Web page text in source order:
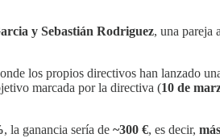
y Sebastián Rodriguez, una pareja
los propios directivos han lanzado
marcada por la directiva (10 de
, la ganancia sería de ~300 €, es decir,